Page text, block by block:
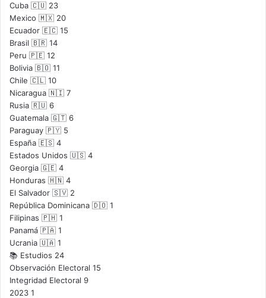
Cuba 🇨🇺 23
Mexico 🇲🇽 20
Ecuador 🇪🇨 15
Brasil 🇧🇷 14
Peru 🇵🇪 12
Bolivia 🇧🇴 11
Chile 🇨🇱 10
Nicaragua 🇳🇮 7
Rusia 🇷🇺 6
Guatemala 🇬🇹 6
Paraguay 🇵🇾 5
España 🇪🇸 4
Estados Unidos 🇺🇸 4
Georgia 🇬🇪 4
Honduras 🇭🇳 4
El Salvador 🇸🇻 2
República Dominicana 🇩🇴 1
Filipinas 🇵🇭 1
Panamá 🇵🇦 1
Ucrania 🇺🇦 1
📚 Estudios 24
Observación Electoral 15
Integridad Electoral 9
2023 1